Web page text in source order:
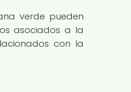
verde pueden
asociados a la
con la